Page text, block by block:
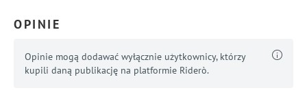
OPINIE
Opinie mogą dodawać wyłącznie użytkownicy, którzy
kupili daną publikację na platformie Riderò.